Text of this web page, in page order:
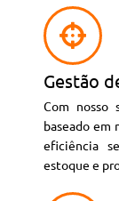
Gestão
Com nosso
baseado em
eficiência
estoque e